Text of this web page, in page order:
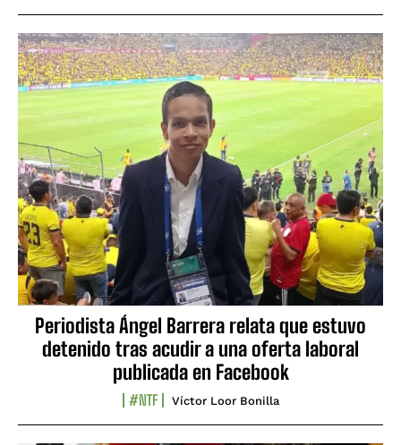
Periodista Ángel Barrera relata que estuvo
detenido tras acudir a una oferta laboral
publicada en Facebook
#NTF Víctor Loor Bonilla